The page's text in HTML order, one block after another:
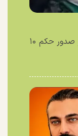
پرونده جنجالی «کلثوم اکبری» پس از صدور حکم ۱۰